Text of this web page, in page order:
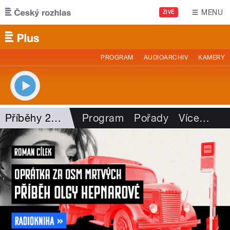
Přejít k hlavnímu obsahu
ŽIVĚ MENU
PROGRAM AUDIOARCHIV KAMERY
Příběhy 20. století Program Pořady Více…